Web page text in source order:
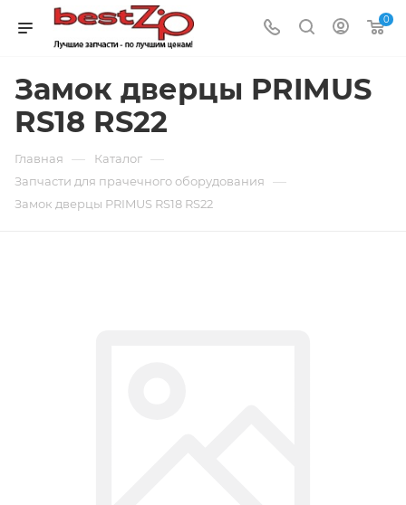
0
Замок дверцы PRIMUS
RS18 RS22
Главная — Каталог —
Запчасти для прачечного оборудования —
Замок дверцы PRIMUS RS18 RS22